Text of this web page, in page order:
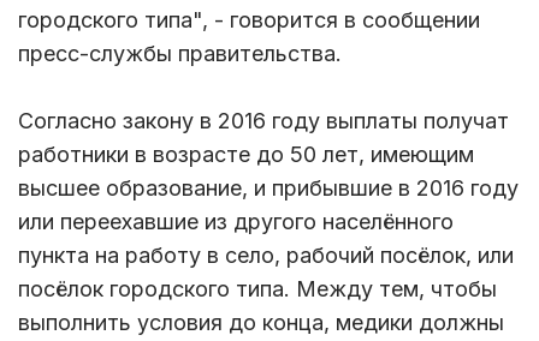
городского типа", - говорится в сообщении
пресс-службы правительства.
Согласно закону в 2016 году выплаты получат
работники в возрасте до 50 лет, имеющим
высшее образование, и прибывшие в 2016 году
или переехавшие из другого населённого
пункта на работу в село, рабочий посёлок, или
посёлок городского типа. Между тем, чтобы
выполнить условия до конца, медики должны